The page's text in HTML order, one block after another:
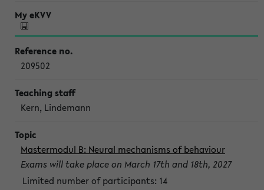
209502
Kern, Lindemann
Mastermodul B: Neural mechanisms of behaviour
Exams will take place on March 17th and 18th, 2027
Limited number of participants: 14